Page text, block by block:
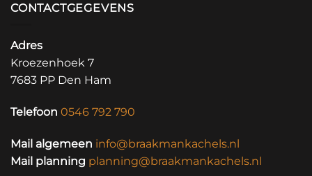
CONTACTGEGEVENS
Adres
Kroezenhoek 7
7683 PP Den Ham
Telefoon 0546 792 790
Mail algemeen info@braakmankachels.nl
Mail planning planning@braakmankachels.nl